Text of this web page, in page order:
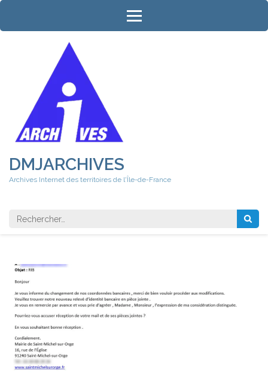
Aller
contenu
DMJARCHIVES
Archives Internet des territoires de l'Île-de-France
Rechercher